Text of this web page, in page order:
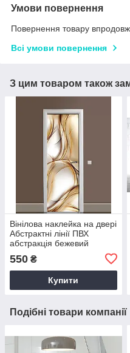
Умови повернення
Повернення товару
Всі умови повернення
З цим товаром також
Вінілова наклейка на двері
Абстрактні лінії ПВХ
абстракція бежевий
65х200 см Happy Pocket
Z184254
550 ₴
Купити
Подібні товари компанії